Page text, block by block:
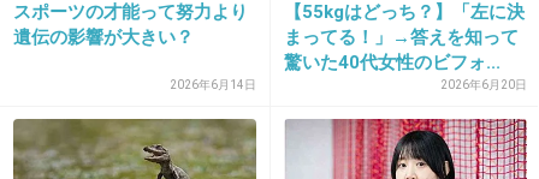
就職試験で内定貰いました((o(^∇^)o))
+14 -0
24. 匿名2014/01/05(日) 11:53:20
スポーツの才能って努力より
遺伝の影響が大きい？
2026年6月14日
【55kgはどっち？】「左に決
まってる！」→答えを知って
驚いた40代女性のビフォ...
2026年6月20日